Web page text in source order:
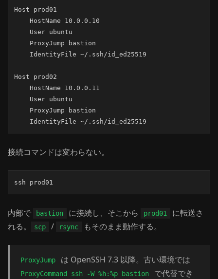
Host prod01
    HostName 10.0.0.10
    User ubuntu
    ProxyJump bastion
    IdentityFile ~/.ssh/id_ed25519
Host prod02
    HostName 10.0.0.11
    User ubuntu
    ProxyJump bastion
    IdentityFile ~/.ssh/id_ed25519
接続コマンドは変わらない。
ssh prod01
内部で bastion に接続し、そこから prod01
に転送さ
れる。
scp / rsync もそのまま動作する。
ProxyJump は OpenSSH 7.3 以降。古い環境では
ProxyCommand ssh -W %h:%p bastion
で代替でき